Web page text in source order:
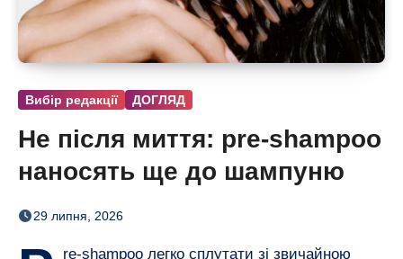
Вибір редакції ДОГЛЯД
Не після миття: pre-shampoo
наносять ще до шампуню
29 липня, 2026
re-shampoo легко сплутати зі звичайною